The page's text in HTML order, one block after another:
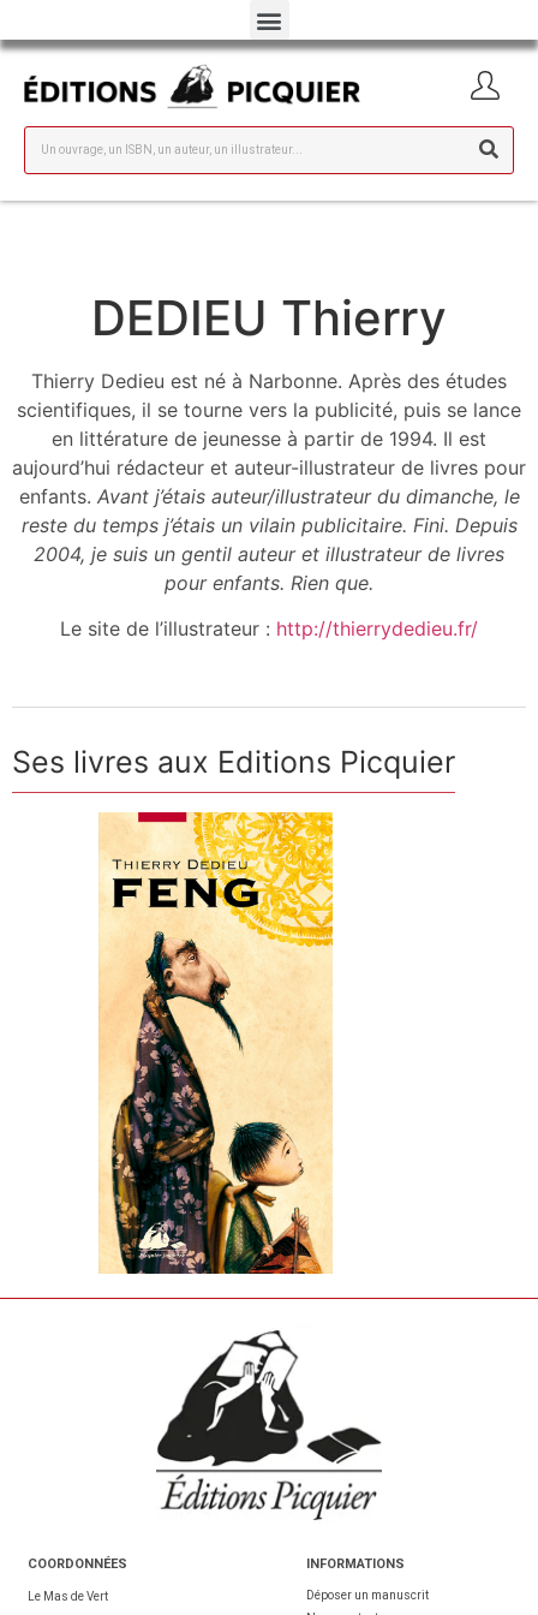
DEDIEU Thierry
Thierry Dedieu est né à Narbonne. Après des études
scientifiques, il se tourne vers la publicité, puis se lance
en littérature de jeunesse à partir de 1994. Il est
aujourd’hui rédacteur et auteur-illustrateur de livres pour
enfants. Avant j’étais auteur/illustrateur du dimanche, le
reste du temps j’étais un vilain publicitaire. Fini. Depuis
2004, je suis un gentil auteur et illustrateur de livres
pour enfants. Rien que.
Le site de l’illustrateur : http://thierrydedieu.fr/
Ses livres aux Editions Picquier
COORDONNÉES
Le Mas de Vert
INFORMATIONS
Déposer un manuscrit